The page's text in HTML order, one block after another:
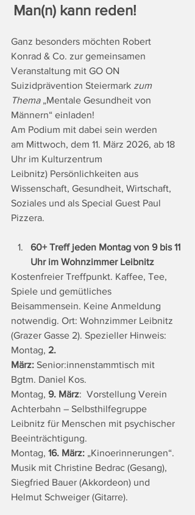
Man(n) kann reden!
Ganz besonders möchten Robert
Konrad & Co. zur gemeinsamen
Veranstaltung mit GO ON
Suizidprävention Steiermark zum
Thema „Mentale Gesundheit von
Männern“ einladen!
Am Podium mit dabei sein werden
am Mittwoch, dem 11. März 2026, ab 18
Uhr im Kulturzentrum
Leibnitz) Persönlichkeiten aus
Wissenschaft, Gesundheit, Wirtschaft,
Soziales und als Special Guest Paul
Pizzera.
60+ Treff jeden Montag von 9 bis 11
Uhr im Wohnzimmer Leibnitz
Kostenfreier Treffpunkt. Kaffee, Tee,
Spiele und gemütliches
Beisammensein. Keine Anmeldung
notwendig. Ort: Wohnzimmer Leibnitz
(Grazer Gasse 2). Spezieller Hinweis:
Montag, 2.
März: Senior:innenstammtisch mit
Bgtm. Daniel Kos.
Montag, 9. März:  Vorstellung Verein
Achterbahn – Selbsthilfegruppe
Leibnitz für Menschen mit psychischer
Beeinträchtigung.
Montag, 16. März: „Kinoerinnerungen“.
Musik mit Christine Bedrac (Gesang),
Siegfried Bauer (Akkordeon) und
Helmut Schweiger (Gitarre).